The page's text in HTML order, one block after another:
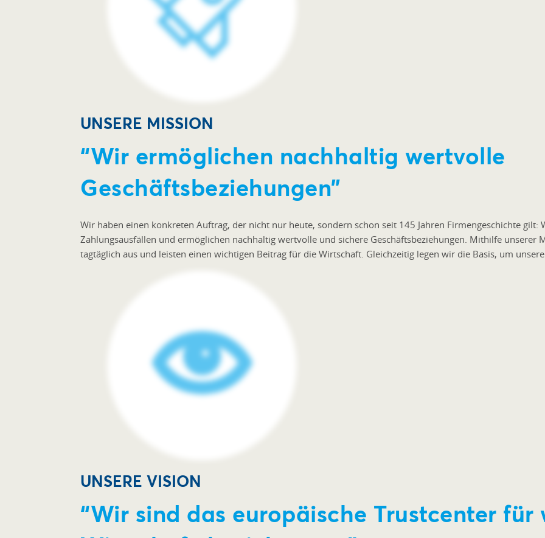
UNSERE MISSION
“Wir ermöglichen nachhaltig wertvolle
Geschäftsbeziehungen”
Wir haben einen konkreten Auftrag, der nicht nur heute, sondern schon seit 145 Jahren Firmengeschichte gilt:
Zahlungsausfällen und ermöglichen nachhaltig wertvolle und sichere Geschäftsbeziehungen. Mithilfe unserer
tagtäglich aus und leisten einen wichtigen Beitrag für die Wirtschaft. Gleichzeitig legen wir die Basis, um
UNSERE VISION
“Wir sind das europäische Trustcenter für